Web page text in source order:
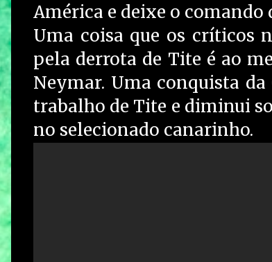
América e deixe o comando
Uma coisa que os críticos
pela derrota de Tite é ao
Neymar. Uma conquista
trabalho de Tite e diminui
no selecionado canarinho.